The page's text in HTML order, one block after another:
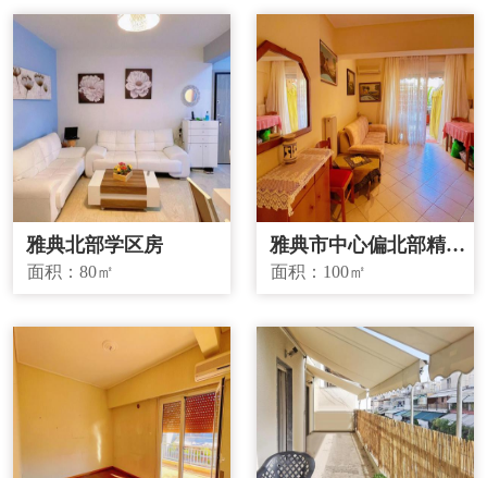
雅典北部学区房
面积：80㎡
雅典市中心偏北部精品
投资房源
面积： 100㎡